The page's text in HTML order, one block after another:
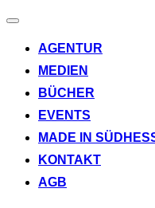
Navigation
AGENTUR
MEDIEN
BÜCHER
EVENTS
MADE IN
KONTAKT
AGB